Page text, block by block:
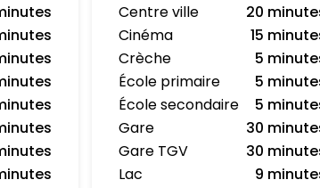
Centre ville
20
Cinéma
15
Crèche
5
École primaire
5
École secondaire
5
Gare
30
Gare TGV
30
Lac
9